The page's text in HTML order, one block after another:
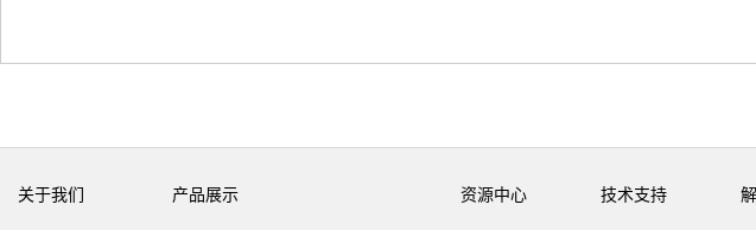
关于我们 产品展示 资源中心 技术支持